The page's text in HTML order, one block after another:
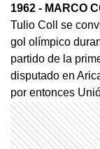
1962 - MARCO
Tulio Coll se
gol olímpico
partido de la
disputado en
por entonces